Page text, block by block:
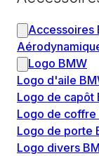
Accessoires
Logo BMW
Logo d'aile
Logo de capôt
Logo de coffre
Logo de porte
Logo divers